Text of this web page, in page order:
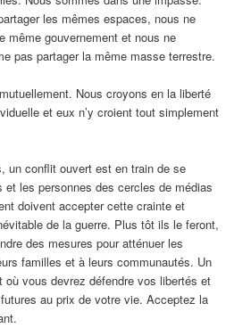
les mêmes espaces, nous ne
même gouvernement et nous ne
pas partager la même masse terrestre.
Nous croyons en la liberté
et eux n’y croient tout simplement
un conflit ouvert est en train de se
et les personnes des cercles de médias
doivent accepter cette crainte et
de la guerre. Plus tôt ils le feront,
des mesures pour atténuer les
familles et à leurs communautés. Un
où vous devrez défendre vos libertés et
au prix de votre vie. Acceptez la